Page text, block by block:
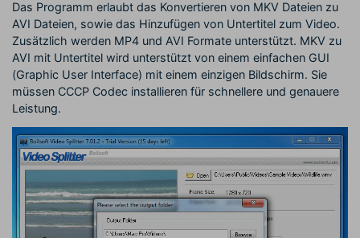
Das Programm erlaubt das Konvertieren von MKV Dateien zu
AVI Dateien, sowie das Hinzufügen von Untertitel zum Video.
Zusätzlich werden MP4 und AVI Formate unterstützt. MKV zu
AVI mit Untertitel wird unterstützt von einem einfachen GUI
(Graphic User Interface) mit einem einzigen Bildschirm. Sie
müssen CCCP Codec installieren für schnellere und genauere
Leistung.